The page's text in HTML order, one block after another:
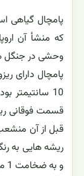
پامچال گیاهی
که منشأ آن
وحشی در جنگل
پامچال دارای
قسمت فوقانی
قبل از آن
و به ضخامت 1 میلیمتر منشعب می گردند.